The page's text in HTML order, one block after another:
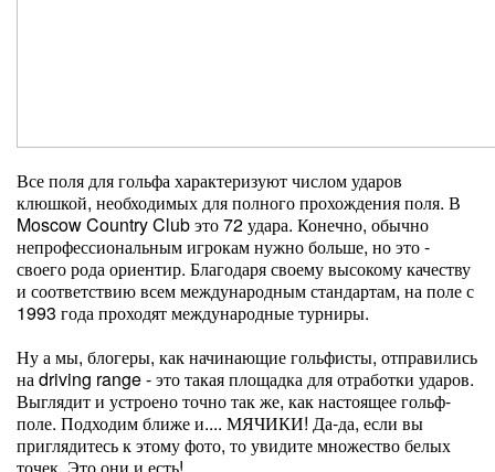
Все поля для гольфа характеризуют числом ударов
клюшкой, необходимых для полного прохождения поля. В
Moscow Country Club это 72 удара. Конечно, обычно
непрофессиональным игрокам нужно больше, но это -
своего рода ориентир. Благодаря своему высокому качеству
и соответствию всем международным стандартам, на поле с
1993 года проходят международные турниры.
Ну а мы, блогеры, как начинающие гольфисты, отправились
на driving range - это такая площадка для отработки ударов.
Выглядит и устроено точно так же, как настоящее гольф-
поле. Подходим ближе и.... МЯЧИКИ! Да-да, если вы
приглядитесь к этому фото, то увидите множество белых